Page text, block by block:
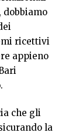
dobbiamo
ricettivi
appieno
che gli
la